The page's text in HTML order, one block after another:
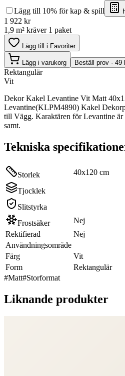
Lägg till 10% för kap & spill
1 922 kr
1,9 m² kräver 1 paket
Lägg till i Favoriter
Lägg i varukorg Beställ prov · 49
Rektangulär
Vit
Dekor Kakel Levantine Vit Matt
Levantine(KLPM4890) Kakel
till Vägg. Karaktären för Levantine
samt.
Tekniska
Storlek 40x120 cm
Tjocklek
Slitstyrka
Frostsäker
Nej
Rektifierad
Nej
Användningsområde
Färg
Vit
Form
Rektangulär
#Matt#Storformat
Liknande produkter